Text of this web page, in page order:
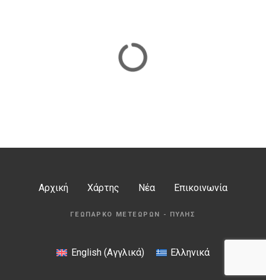
Αρχική Χάρτης Νέα Επικοινωνία
ΓΕΩΠΆΡΚΟ ΜΕΤΕΏΡΩΝ - ΠΎΛΗΣ
English(Αγγλικά) Ελληνικά